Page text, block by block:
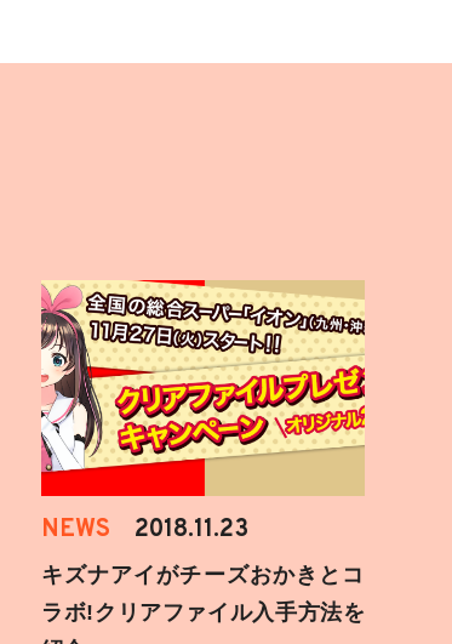
NEWS 2018.11.23
キズナアイがチーズおかきとコ
ラボ!クリアファイル入手方法を